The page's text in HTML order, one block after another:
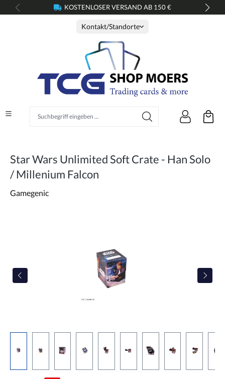
springen KOSTENLOSER VERSAND AB 150 €
Kontakt/Standorte
Star Wars Unlimited Soft Crate - Han Solo
/ Millenium Falcon
Gamegenic